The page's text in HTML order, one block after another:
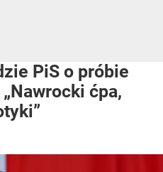
PiS o próbie
ćpa,